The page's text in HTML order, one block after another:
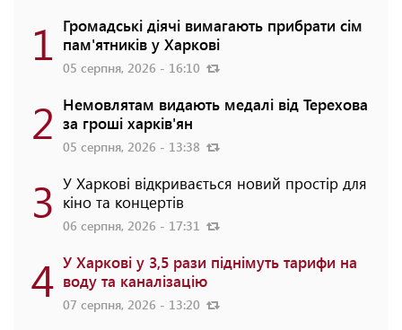
1 Громадські діячі вимагають прибрати сім
пам'ятників у Харкові
05 серпня, 2026 - 16:10
2 Немовлятам видають медалі від Терехова
за гроші харків'ян
05 серпня, 2026 - 13:38
3 У Харкові відкривається новий простір для
кіно та концертів
06 серпня, 2026 - 17:31
4 У Харкові у 3,5 рази піднімуть тарифи на
воду та каналізацію
07 серпня, 2026 - 13:20